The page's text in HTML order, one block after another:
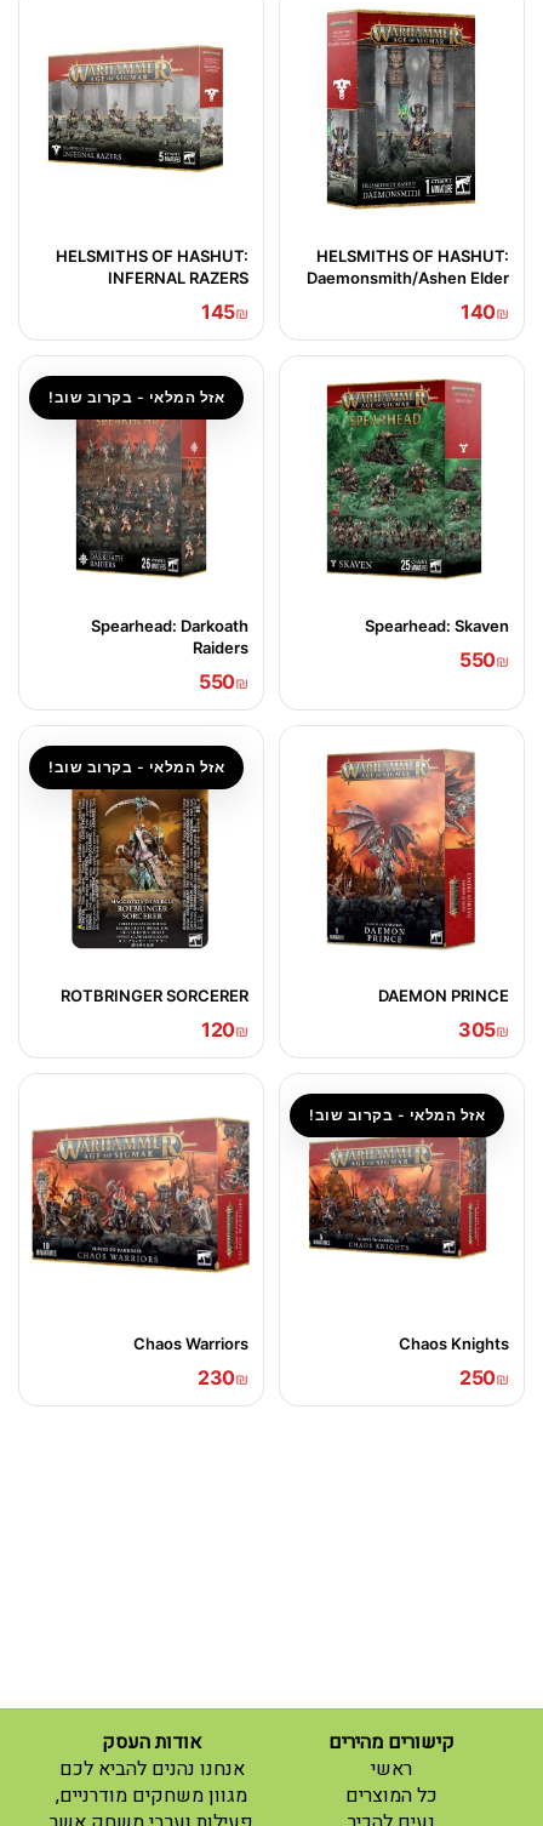
HELSMITHS OF HASHUT:
Daemonsmith/Ashen Elder
₪
140
HELSMITHS OF HASHUT:
INFERNAL RAZERS
₪
145
Spearhead: Skaven
₪
550
אזל המלאי - בקרוב שוב!
Spearhead: Darkoath
Raiders
₪
550
DAEMON PRINCE
₪
305
אזל המלאי - בקרוב שוב!
ROTBRINGER SORCERER
₪
120
אזל המלאי - בקרוב שוב!
Chaos Knights
₪
250
Chaos Warriors
₪
230
קישורים מהירים
ראשי
(current)
כל המוצרים
אודות העסק
אנחנו נהנים להביא לכם
מגוון משחקים מודרניים,